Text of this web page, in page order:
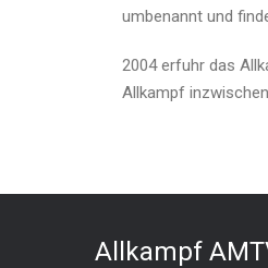
umbenannt und
2004 erfuhr das
Allkampf
Allkampf